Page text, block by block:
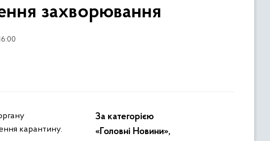
захворювання
карантину.
За категорією
«Головні Новини»,